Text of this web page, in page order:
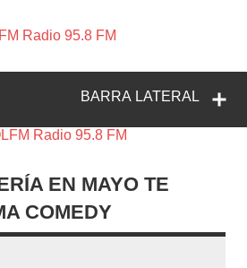
Radio
95.8 FM
en Vega Baja y Radio en el Medio
BARRA LATERAL
EN MAYO TE
COMEDY